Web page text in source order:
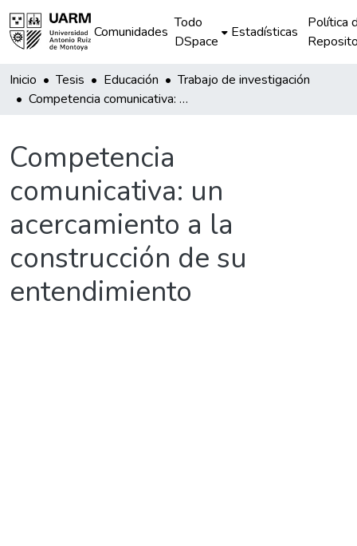
Comunidades
Todo
DSpace
Estadísticas
Política
Inicio Tesis Educación
Trabajo de investigación
Competencia comunicativa: un acercamiento a la construcción de su entendimiento
Competencia
comunicativa: un
acercamiento a la
construcción de su
entendimiento